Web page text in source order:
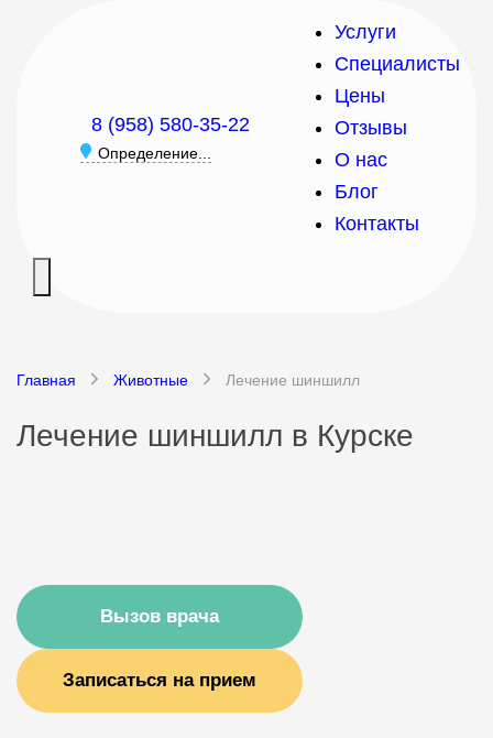
Услуги
Специалисты
Цены
Отзывы
О нас
Блог
Контакты
8 (958) 580-35-22
Определение...
Главная Животные Лечение шиншилл
Лечение шиншилл в Курске
Вызов врача
Записаться на прием